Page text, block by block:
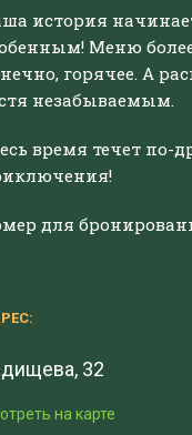
история
Меню
горячее. А
незабываемым.
время течет по-
для
32
на карте